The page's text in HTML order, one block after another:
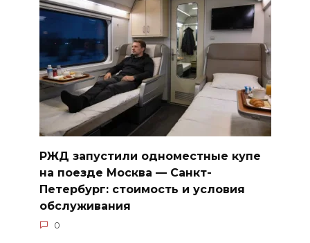
РЖД запустили одноместные купе
на поезде Москва — Санкт-
Петербург: стоимость и условия
обслуживания
0